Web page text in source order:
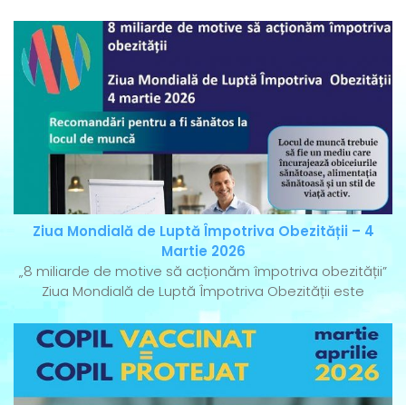
Ziua Mondială de Luptă Împotriva Obezității – 4
Martie 2026
„8 miliarde de motive să acționăm împotriva obezității”
Ziua Mondială de Luptă Împotriva Obezității este